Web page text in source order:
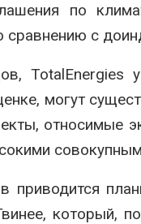
по
сравнению с
TotalEnergies
могут
относимые
приводится
который,